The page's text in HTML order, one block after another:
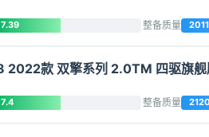
7.39 整备质量 2011
2022款 双擎系列 2.0TM 四驱旗舰
7.4 整备质量 2120